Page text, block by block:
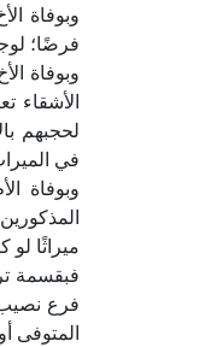
وبوفاة
فرضًا؛
وبوفاة
الأشقاء
لحجبهم
في
ميراثًا
فبقسمة
فرع نصيب
المتوفى